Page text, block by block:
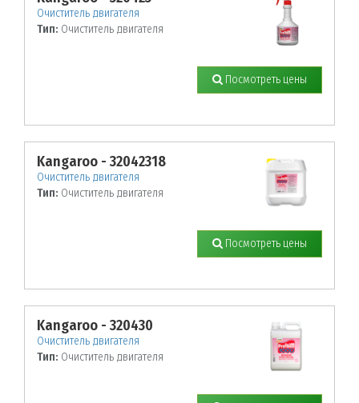
Очиститель двигателя
Тип: Очиститель двигателя
Посмотреть цены
Kangaroo - 32042318
Очиститель двигателя
Тип: Очиститель двигателя
Посмотреть цены
Kangaroo - 320430
Очиститель двигателя
Тип: Очиститель двигателя